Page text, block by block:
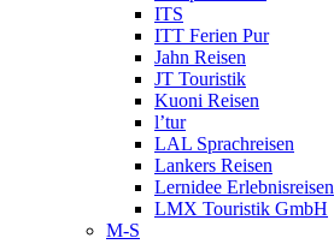
ITS
ITT Ferien Pur
Jahn Reisen
JT Touristik
Kuoni Reisen
l’tur
LAL Sprachreisen
Lankers Reisen
Lernidee Erlebnisreisen
LMX Touristik GmbH
M-S